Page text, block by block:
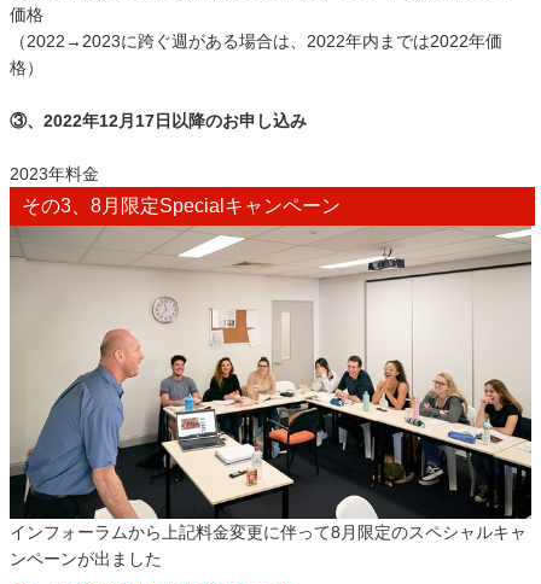
価格
（2022→2023に跨ぐ週がある場合は、2022年内までは2022年価
格）
③、2022年12月17日以降のお申し込み
2023年料金
その3、8月限定Specialキャンペーン
インフォーラムから上記料金変更に伴って8月限定のスペシャルキャ
ンペーンが出ました